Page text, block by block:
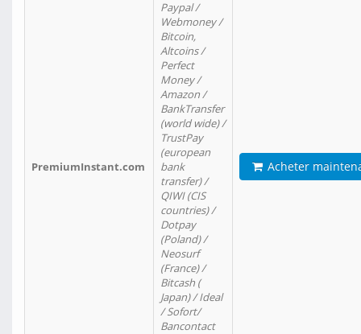
PremiumInstant.com
Paypal /
Webmoney /
Bitcoin,
Altcoins /
Perfect
Money /
Amazon /
BankTransfer
(world wide) /
TrustPay
(european
bank
transfer) /
QIWI (CIS
countries) /
Dotpay
(Poland) /
Neosurf
(France) /
Bitcash (
Japan) / Ideal
/ Sofort/
Bancontact
Acheter